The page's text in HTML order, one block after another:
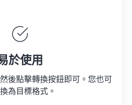
於使用
後點擊轉換按鈕即可。您也可
為目標格式。